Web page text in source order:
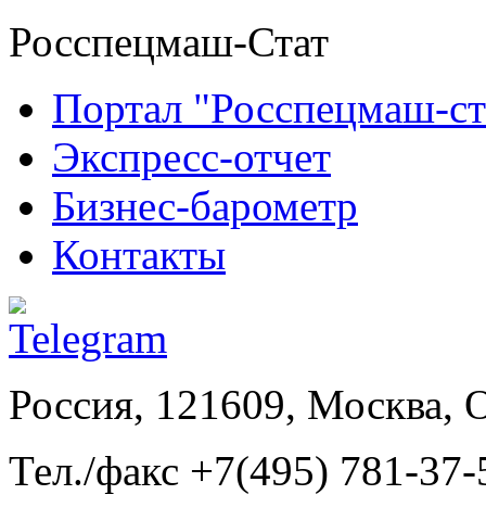
Росспецмаш-Стат
Портал "Росспецмаш-
Экспресс-отчет
Бизнес-барометр
Контакты
Россия, 121609, Москва,
Тел./факс +7(495) 781-37-